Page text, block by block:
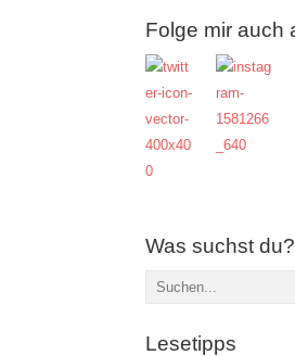
Folge mir auch
Was suchst du?
Lesetipps